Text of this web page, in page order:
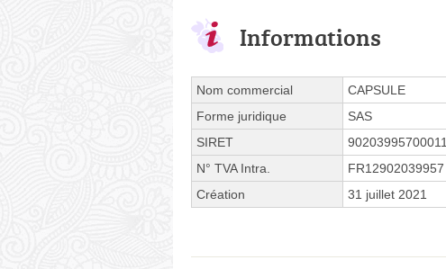
Informations
Nom commercial
CAPSULE
Forme juridique
SAS
SIRET
90203995700011
N° TVA Intra.
FR12902039957
Création
31 juillet 2021